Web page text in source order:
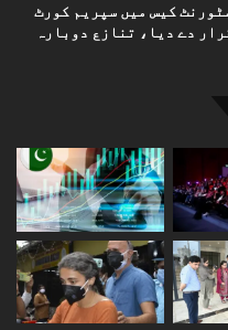
کیس میں سپریم کورٹ
قرار دے دیا، تنازع دوبارہ